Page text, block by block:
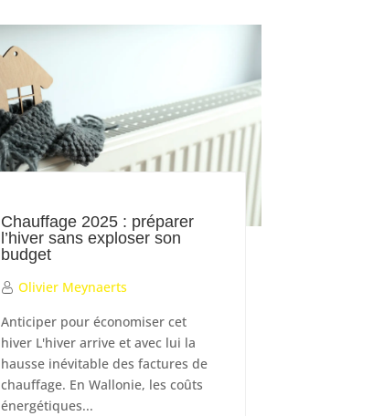
Chauffage 2025 : préparer
l’hiver sans exploser son
budget
Olivier Meynaerts
Anticiper pour économiser cet
hiver L'hiver arrive et avec lui la
hausse inévitable des factures de
chauffage. En Wallonie, les coûts
énergétiques...